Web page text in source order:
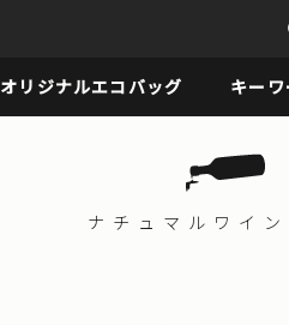
オリジナルエコバッグ キー
ナチュマル ワイ